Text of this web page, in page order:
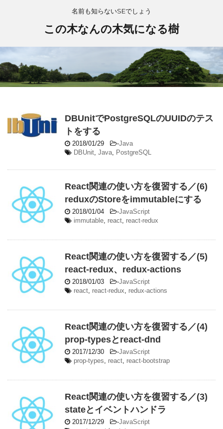
名前も知らないSEでしょう
この木なんの木気になる樹
DBUnitでPostgreSQLのUUIDのテス
トをする
2018/01/29 -Java
DBUnit, Java, PostgreSQL
React関連の使い方を復習する／(6)
reduxのStoreをimmutableにする
2018/01/04 -JavaScript
immutable, react, react-redux
React関連の使い方を復習する／(5)
react-redux、redux-actions
2018/01/03 -JavaScript
react, react-redux, redux-actions
React関連の使い方を復習する／(4)
prop-typesとreact-dnd
2017/12/30 -JavaScript
prop-types, react, react-bootstrap
React関連の使い方を復習する／(3)
stateとイベントハンドラ
2017/12/29 -JavaScript